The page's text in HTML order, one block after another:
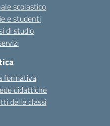
scolastico
e studenti
di studio
formativa
didattiche
delle classi